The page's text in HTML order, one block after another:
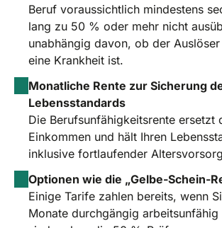
Beruf voraussichtlich mindestens
lang zu 50 % oder mehr nicht
unabhängig davon, ob der
eine Krankheit ist.
Monatliche Rente zur Sicherung
Lebensstandards
Die Berufsunfähigkeitsrente ersetzt
Einkommen und hält Ihren
inklusive fortlaufender
Optionen wie die „Gelbe-Schein-
Einige Tarife zahlen bereits, wenn
Monate durchgängig